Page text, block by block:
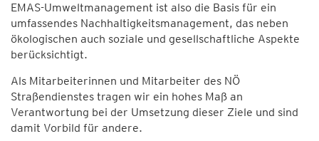
EMAS-Umweltmanagement ist also die Basis für ein
umfassendes Nachhaltigkeitsmanagement, das neben
ökologischen auch soziale und gesellschaftliche Aspekte
berücksichtigt.
Als Mitarbeiterinnen und Mitarbeiter des NÖ
Straßendienstes tragen wir ein hohes Maß an
Verantwortung bei der Umsetzung dieser Ziele und sind
damit Vorbild für andere.